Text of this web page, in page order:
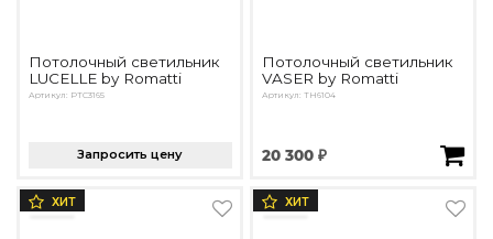
Потолочный светильник
LUCELLE by Romatti
Артикул: PTC3165
Запросить цену
Потолочный светильник
VASER by Romatti
Артикул: TH6104
20 300 ₽
ХИТ ХИТ